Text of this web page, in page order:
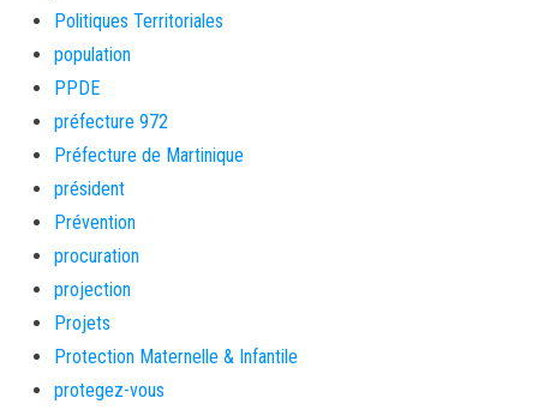
Politiques Territoriales
population
PPDE
préfecture 972
Préfecture de Martinique
président
Prévention
procuration
projection
Projets
Protection Maternelle & Infantile
protegez-vous